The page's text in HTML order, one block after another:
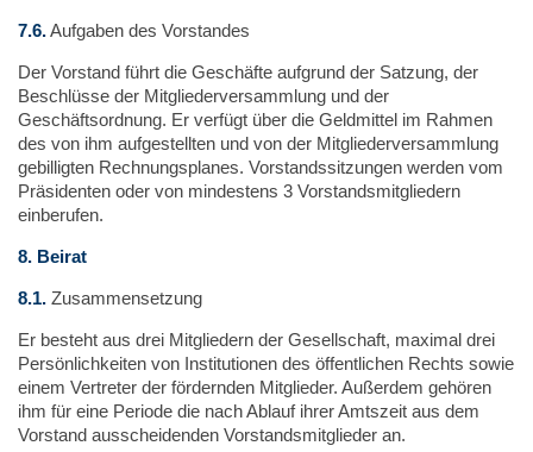
7.6.Aufgaben des Vorstandes
Der Vorstand führt die Geschäfte aufgrund der Satzung, der
Beschlüsse der Mitgliederversammlung und der
Geschäftsordnung. Er verfügt über die Geldmittel im Rahmen
des von ihm aufgestellten und von der Mitgliederversammlung
gebilligten Rechnungsplanes. Vorstandssitzungen werden vom
Präsidenten oder von mindestens 3 Vorstandsmitgliedern
einberufen.
8. Beirat
8.1. Zusammensetzung
Er besteht aus drei Mitgliedern der Gesellschaft, maximal drei
Persönlichkeiten von Institutionen des öffentlichen Rechts sowie
einem Vertreter der fördernden Mitglieder. Außerdem gehören
ihm für eine Periode die nach Ablauf ihrer Amtszeit aus dem
Vorstand ausscheidenden Vorstandsmitglieder an.